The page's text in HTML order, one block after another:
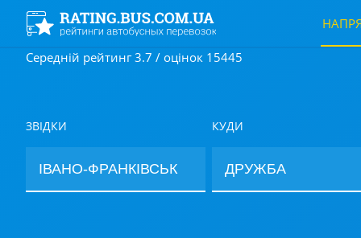
Середній рейтинг 3.7 / оцінок 15445
ЗВІДКИ КУДИ